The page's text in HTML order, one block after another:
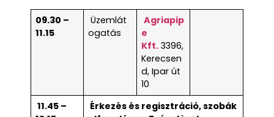
09.30 –
11.15
Üzemlát
ogatás
Agriapip
e
Kft. 3396,
Kerecsen
d, Ipar út
10
11.45 –
Érkezés és regisztráció, szobák